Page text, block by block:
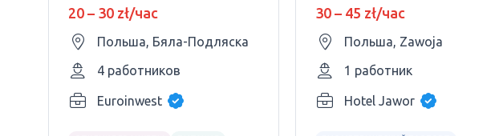
20 – 30 zł/час
Польша, Бяла-Подляска
4 работников
Euroinwest
30 – 45 zł/час
Польша, Zawoja
1 работник
Hotel Jawor